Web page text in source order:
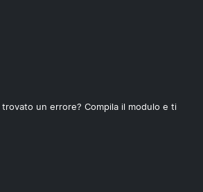
trovato un errore? Compila il modulo e ti